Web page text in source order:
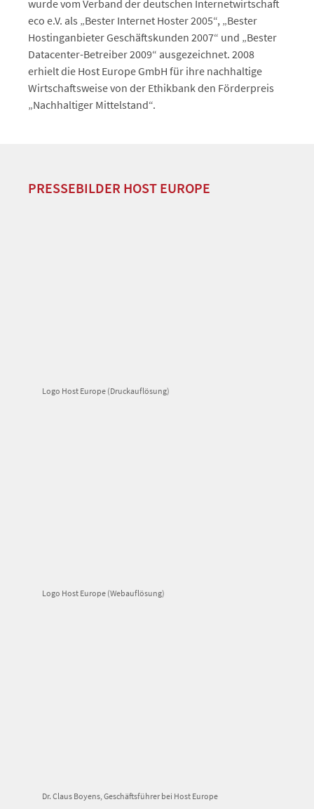
wurde vom Verband der deutschen Internetwirtschaft
eco e.V. als „Bester Internet Hoster 2005“, „Bester
Hostinganbieter Geschäftskunden 2007“ und „Bester
Datacenter-Betreiber 2009“ ausgezeichnet. 2008
erhielt die Host Europe GmbH für ihre nachhaltige
Wirtschaftsweise von der Ethikbank den Förderpreis
„Nachhaltiger Mittelstand“.
PRESSEBILDER HOST EUROPE
Logo Host Europe (Druckauflösung)
Logo Host Europe (Webauflösung)
Dr. Claus Boyens, Geschäftsführer bei Host Europe